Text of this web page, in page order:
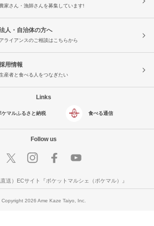
農家さん・漁師さんを募集しています!
人・自治体の方へ
アライアンスのご相談はこちらから
用情報
産者と食べる人をつなぎたい
Links
ケマルふるさと納税 食べる通信
Follow us
送）ECサイト『ポケットマルシェ（ポケマル）』
Copyright 2026 Ame Kaze Taiyo, Inc.